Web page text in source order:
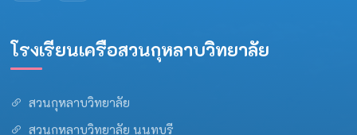
โรงเรียนเครือสวนกุหลาบวิทยาลัย
สวนกุหลาบวิทยาลัย
สวนกุหลาบวิทยาลัย นนทบุรี